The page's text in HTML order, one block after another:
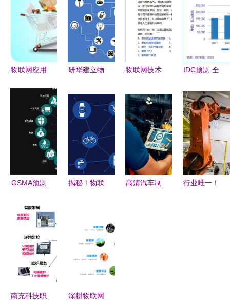
物联网应用
研华建立物
心 将工厂
管理战情概
念导入六大
领域，重塑
物联网技术
服务标杆
物联网技术
物流信息国
家工程实验
室
IDC预测 全
出2027年
将超1.2万
亿美元，技
术服务成核
心驱动力
GSMA预测
球物联网市
场规模将达
1.1万亿美
元 机遇与
挑战并存
揭秘！物联
高清汽车制
行业唯一！
南充科技职
深耕物联网